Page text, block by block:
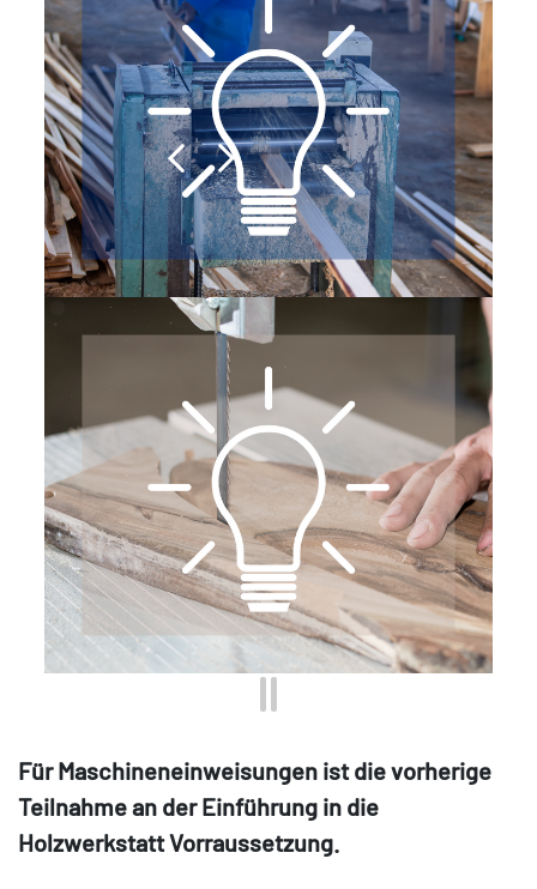
Für Maschineneinweisungen ist die vorherige
Teilnahme an der Einführung in die
Holzwerkstatt Vorraussetzung.